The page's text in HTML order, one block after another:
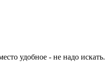
удобное - не надо искать.